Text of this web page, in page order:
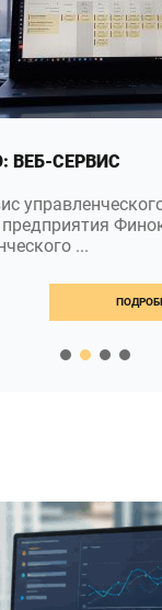
Финоко -
...
ПОДРОБНЕЕ